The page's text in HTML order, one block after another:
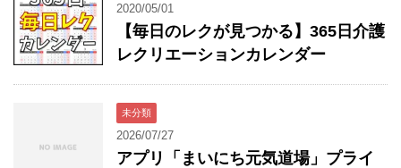
2020/05/01
【毎日のレクが見つかる】365日介護
レクリエーションカレンダー
未分類
2026/07/27
アプリ「まいにち元気道場」プライ